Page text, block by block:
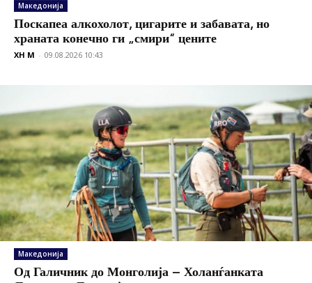
Македонија
Поскапеа алкохолот, цигарите и забавата, но
храната конечно ги „смири“ цените
XH M - 09.08.2026 10:43
Македонија
Од Галичник до Монголија – Холанѓанката